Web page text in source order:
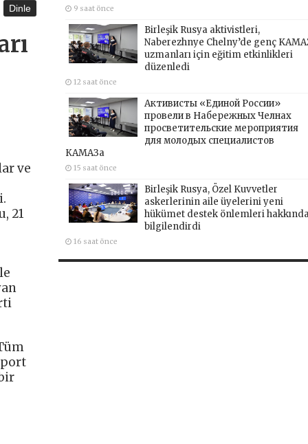
Dinle
ve
21
9 saat önce
Birleşik Rusya aktivistleri,
Naberezhnye Chelny’de genç
uzmanları için eğitim etkinlikleri
düzenledi
12 saat önce
Активисты «Единой России»
провели в Набережных Челнах
просветительские мероприятия
для молодых специалистов
КАМАЗа
15 saat önce
Birleşik Rusya, Özel Kuvvetler
askerlerinin aile üyelerini yeni
hükümet destek önlemleri
bilgilendirdi
16 saat önce